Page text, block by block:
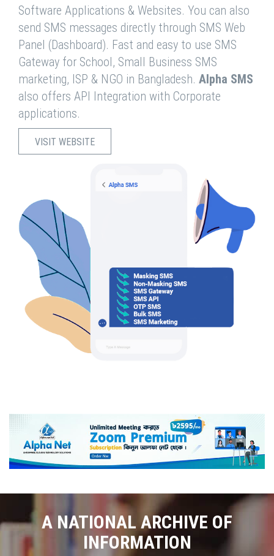
Software Applications & Websites. You can also
send SMS messages directly through SMS Web
Panel (Dashboard). Fast and easy to use SMS
Gateway for School, Small Business SMS
marketing, ISP & NGO in Bangladesh. Alpha SMS
also offers API Integration with Corporate
applications.
VISIT WEBSITE
A NATIONAL ARCHIVE OF
INFORMATION